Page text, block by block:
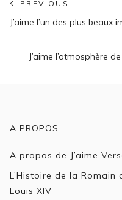
Navigation
de
l’article
PREVIOUS
Previous
J’aime l’un des plus
J’aime l’atmosphère
A PROPOS
A propos de J’aime
L’Histoire de la
Louis XIV